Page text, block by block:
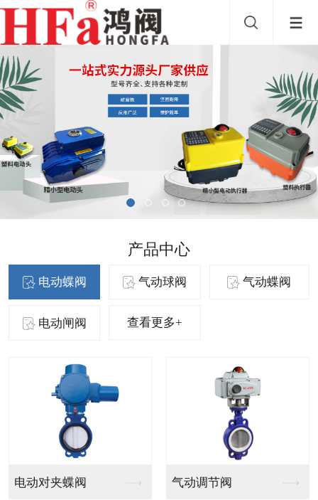
产品中心
电动蝶阀 气动球阀 气动蝶阀
电动闸阀 查看更多+
气动法兰球阀 气动PVC球阀